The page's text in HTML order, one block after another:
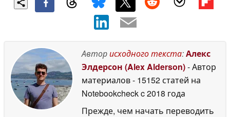
Авторисходного текста:Алекс
Элдерсон (Alex Alderson)- Автор
материалов- 15152 статей на
Notebookcheckc 2018 года
Прежде, чем начать переводить